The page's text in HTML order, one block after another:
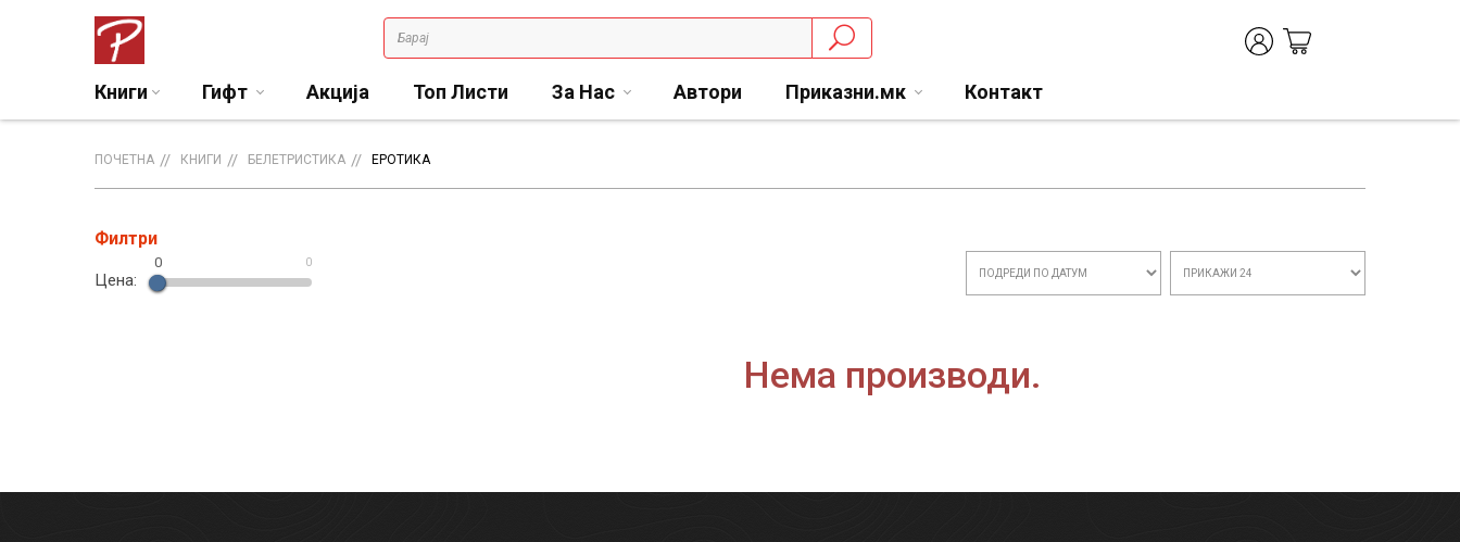
Книги Гифт Акција Топ Листи За Нас Автори Приказни.мк Контакт
ПОЧЕТНА КНИГИ БЕЛЕТРИСТИКА ЕРОТИКА
Филтри
Цена:
0
0
Нема производи.